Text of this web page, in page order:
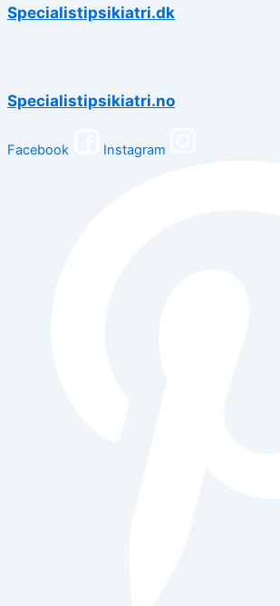
Specialistipsikiatri.dk
Specialistipsikiatri.no
Facebook Instagram